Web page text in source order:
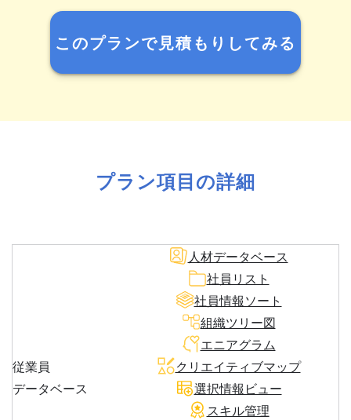
このプランで見積もりしてみる
プラン項目の詳細
従業員
データベース
人材データベース
社員リスト
社員情報ソート
組織ツリー図
エニアグラム
クリエイティブマップ
選択情報ビュー
スキル管理